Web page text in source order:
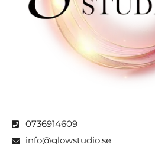
0736914609
info@glowstudio.se